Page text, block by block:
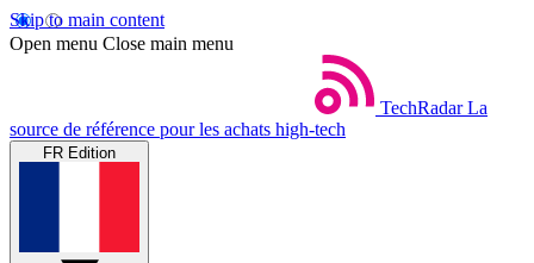
Skip to main content
Open menu Close main menu
TechRadar La
source de référence pour les achats high-tech
FR Edition